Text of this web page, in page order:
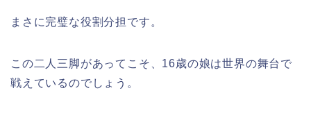
まさに完璧な役割分担です。
この二人三脚があってこそ、16歳の娘は世界の舞台で
戦えているのでしょう。